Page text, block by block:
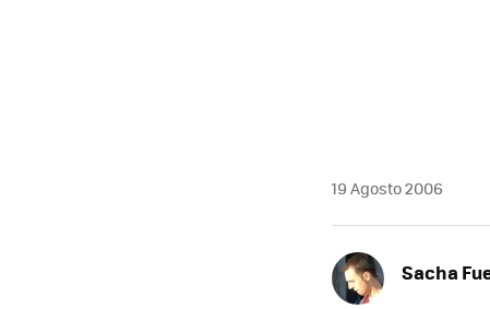
19 Agosto 2006
Sacha